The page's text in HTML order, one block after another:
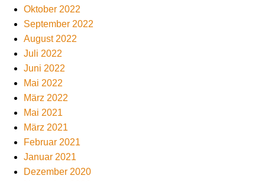
Oktober 2022
September 2022
August 2022
Juli 2022
Juni 2022
Mai 2022
März 2022
Mai 2021
März 2021
Februar 2021
Januar 2021
Dezember 2020